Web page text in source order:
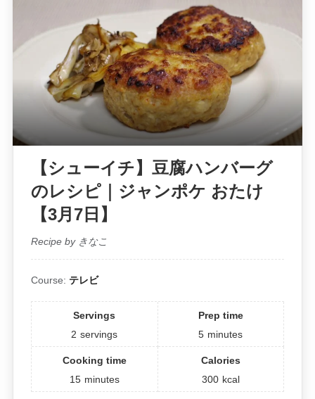
【シューイチ】豆腐ハンバーグ
のレシピ｜ジャンポケ おたけ
【3月7日】
Recipe by きなこ
Course: テレビ
Servings
2 servings
Prep time
5 minutes
Cooking time
15 minutes
Calories
300 kcal